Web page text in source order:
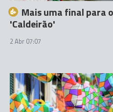
Mais uma final para
'Caldeirão'
2 Abr 07:07